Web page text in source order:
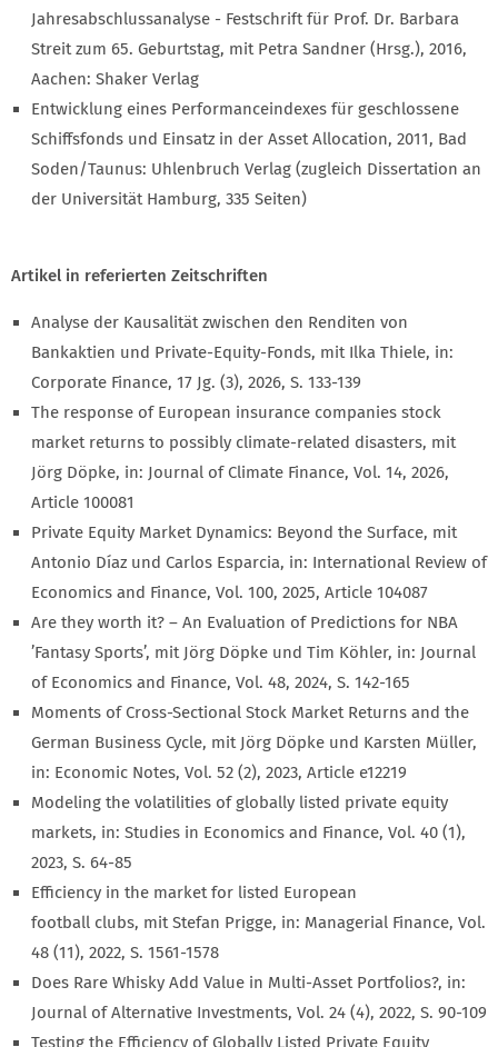
Jahresabschlussanalyse - Festschrift für Prof. Dr. Barbara
Streit zum 65. Geburtstag, mit Petra Sandner (Hrsg.), 2016,
Aachen: Shaker Verlag
Entwicklung eines Performanceindexes für geschlossene
Schiffsfonds und Einsatz in der Asset Allocation, 2011, Bad
Soden/Taunus: Uhlenbruch Verlag (zugleich Dissertation an
der Universität Hamburg, 335 Seiten)
Artikel in referierten Zeitschriften
Analyse der Kausalität zwischen den Renditen von
Bankaktien und Private-Equity-Fonds, mit Ilka Thiele, in:
Corporate Finance, 17 Jg. (3), 2026, S. 133-139
The response of European insurance companies stock
market returns to possibly climate-related disasters, mit
Jörg Döpke, in: Journal of Climate Finance, Vol. 14, 2026,
Article 100081
Private Equity Market Dynamics: Beyond the Surface, mit
Antonio Díaz und Carlos Esparcia, in: International Review of
Economics and Finance, Vol. 100, 2025, Article 104087
Are they worth it? – An Evaluation of Predictions for NBA
’Fantasy Sports’, mit Jörg Döpke und Tim Köhler, in: Journal
of Economics and Finance, Vol. 48, 2024, S. 142-165
Moments of Cross-Sectional Stock Market Returns and the
German Business Cycle, mit Jörg Döpke und Karsten Müller,
in: Economic Notes, Vol. 52 (2), 2023, Article e12219
Modeling the volatilities of globally listed private equity
markets, in: Studies in Economics and Finance, Vol. 40 (1),
2023, S. 64-85
Efficiency in the market for listed European
football clubs, mit Stefan Prigge, in: Managerial Finance, Vol.
48 (11), 2022, S. 1561-1578
Does Rare Whisky Add Value in Multi-Asset Portfolios?, in:
Journal of Alternative Investments, Vol. 24 (4), 2022, S. 90-109
Testing the Efficiency of Globally Listed Private Equity